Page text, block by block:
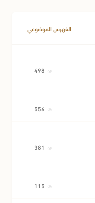
الفهرس الموضوعي